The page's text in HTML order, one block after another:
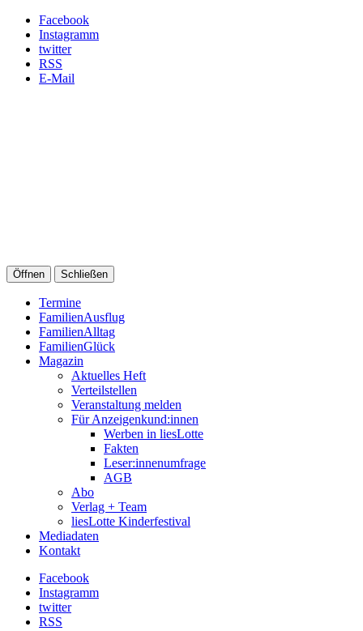
Facebook
Instagramm
twitter
RSS
E-Mail
Öffnen Schließen
Termine
FamilienAusflug
FamilienAlltag
FamilienGlück
Magazin
Aktuelles Heft
Verteilstellen
Veranstaltung melden
Für Anzeigenkund:innen
Werben in liesLotte
Fakten
Leser:innenumfrage
AGB
Abo
Verlag + Team
liesLotte Kinderfestival
Mediadaten
Kontakt
Facebook
Instagramm
twitter
RSS